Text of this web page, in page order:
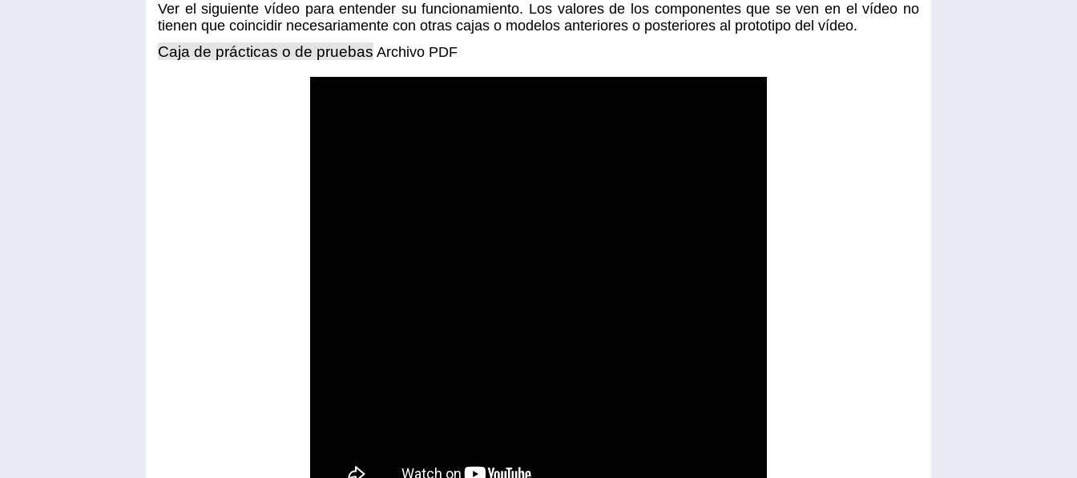
Ver el siguiente vídeo para entender su funcionamiento. Los valores de los componentes que se ven en el vídeo no
tienen que coincidir necesariamente con otras cajas o modelos anteriores o posteriores al prototipo del vídeo.
Caja de prácticas o de pruebas Archivo PDF